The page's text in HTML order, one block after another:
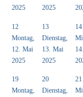
2025
2025
12
Montag,
12. Mai
2025
13
Dienstag,
13. Mai
2025
14
19
Montag,
20
Dienstag,
21